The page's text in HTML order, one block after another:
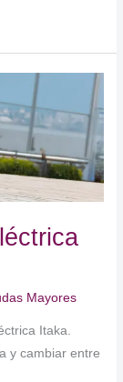
Mayores
Itaka.
y cambiar entre